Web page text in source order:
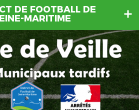
DE FOOTBALL DE
MARITIME